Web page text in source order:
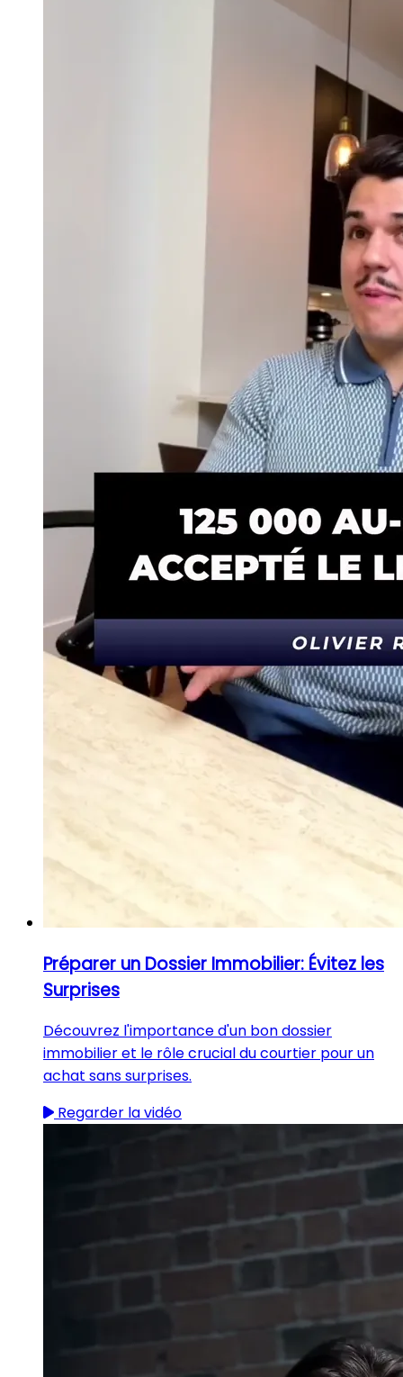
Préparer un Dossier Immobilier: Évitez les
Surprises
Découvrez l'importance d'un bon dossier
immobilier et le rôle crucial du courtier pour un
achat sans surprises.
Regarder la vidéo